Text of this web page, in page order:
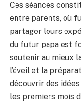
Ces séances
entre parents, où
partager leurs
du futur papa est
soutenir au mieux
l’éveil et la
découvrir des
les premiers mois